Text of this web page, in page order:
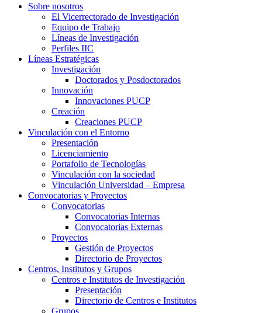
Sobre nosotros
El Vicerrectorado de Investigación
Equipo de Trabajo
Líneas de Investigación
Perfiles IIC
Líneas Estratégicas
Investigación
Doctorados y Posdoctorados
Innovación
Innovaciones PUCP
Creación
Creaciones PUCP
Vinculación con el Entorno
Presentación
Licenciamiento
Portafolio de Tecnologías
Vinculación con la sociedad
Vinculación Universidad – Empresa
Convocatorias y Proyectos
Convocatorias
Convocatorias Internas
Convocatorias Externas
Proyectos
Gestión de Proyectos
Directorio de Proyectos
Centros, Institutos y Grupos
Centros e Institutos de Investigación
Presentación
Directorio de Centros e Institutos
Grupos